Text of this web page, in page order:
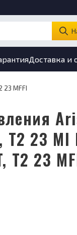
Доставка и
23 MFFI
T2 23 MI
T2 23